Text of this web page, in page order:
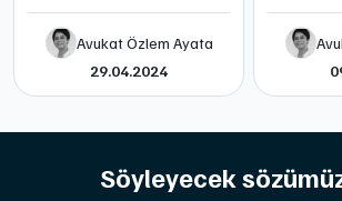
Avukat Özlem Ayata
29.04.2024
Söyleyecek